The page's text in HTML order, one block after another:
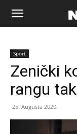
Naša
riječ
Sport
Zenički
rangu
25. Augusta 2020.